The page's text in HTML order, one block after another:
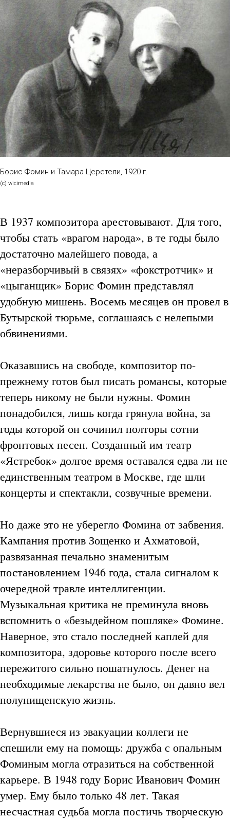
Борис Фомин и Тамара Церетели, 1920 г.
(с) wicimedia
В 1937 композитора арестовывают. Для того,
чтобы стать «врагом народа», в те годы было
достаточно малейшего повода, а
«неразборчивый в связях» «фокстротчик» и
«цыганщик» Борис Фомин представлял
удобную мишень. Восемь месяцев он провел в
Бутырской тюрьме, соглашаясь с нелепыми
обвинениями.
Оказавшись на свободе, композитор по-
прежнему готов был писать романсы, которые
теперь никому не были нужны. Фомин
понадобился, лишь когда грянула война, за
годы которой он сочинил полторы сотни
фронтовых песен. Созданный им театр
«Ястребок» долгое время оставался едва ли не
единственным театром в Москве, где шли
концерты и спектакли, созвучные времени.
Но даже это не уберегло Фомина от забвения.
Кампания против Зощенко и Ахматовой,
развязанная печально знаменитым
постановлением 1946 года, стала сигналом к
очередной травле интеллигенции.
Музыкальная критика не преминула вновь
вспомнить о «безыдейном пошляке» Фомине.
Наверное, это стало последней каплей для
композитора, здоровье которого после всего
пережитого сильно пошатнулось. Денег на
необходимые лекарства не было, он давно вел
полунищенскую жизнь.
Вернувшиеся из эвакуации коллеги не
спешили ему на помощь: дружба с опальным
Фоминым могла отразиться на собственной
карьере. В 1948 году Борис Иванович Фомин
умер. Ему было только 48 лет. Такая
несчастная судьба могла постичь творческую